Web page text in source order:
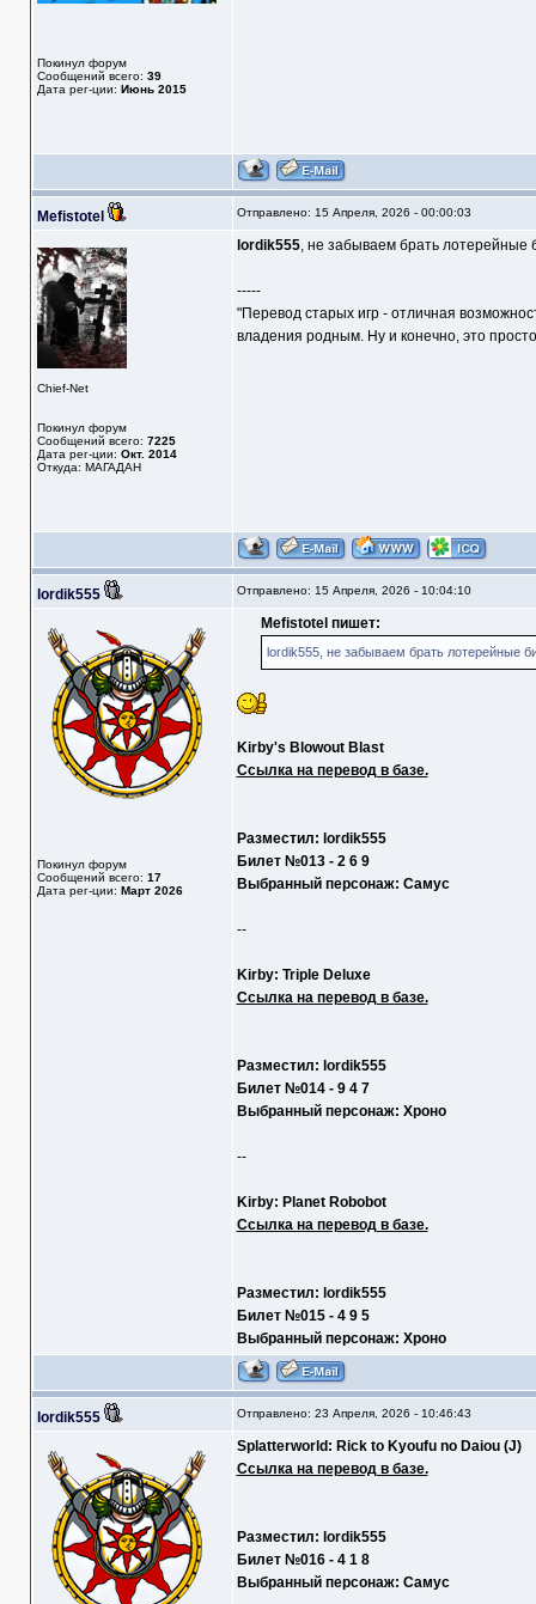
Покинул форум
Сообщений всего: 39
Дата рег-ции: Июнь 2015
Mefistotel Отправлено: 15 Апреля, 2026 - 00:00:03
Chief-Net
Покинул форум
Сообщений всего: 7225
Дата рег-ции: Окт. 2014
Откуда: МАГАДАН
lordik555, не забываем брать лотерейные
-----
"Перевод старых игр - отличная
владения родным. Ну и конечно, это
lordik555 Отправлено: 15 Апреля, 2026 - 10:04:10
Покинул форум
Сообщений всего: 17
Дата рег-ции: Март 2026
Mefistotel пишет:
lordik555, не забываем брать лотерейные
Kirby's Blowout Blast
Ссылка на перевод в базе.
Разместил: lordik555
Билет №013 - 2 6 9
Выбранный персонаж: Самус
--
Kirby: Triple Deluxe
Ссылка на перевод в базе.
Разместил: lordik555
Билет №014 - 9 4 7
Выбранный персонаж: Хроно
--
Kirby: Planet Robobot
Ссылка на перевод в базе.
Разместил: lordik555
Билет №015 - 4 9 5
Выбранный персонаж: Хроно
lordik555 Отправлено: 23 Апреля, 2026 - 10:46:43
Splatterworld: Rick to Kyoufu no Daiou (J)
Ссылка на перевод в базе.
Разместил: lordik555
Билет №016 - 4 1 8
Выбранный персонаж: Самус